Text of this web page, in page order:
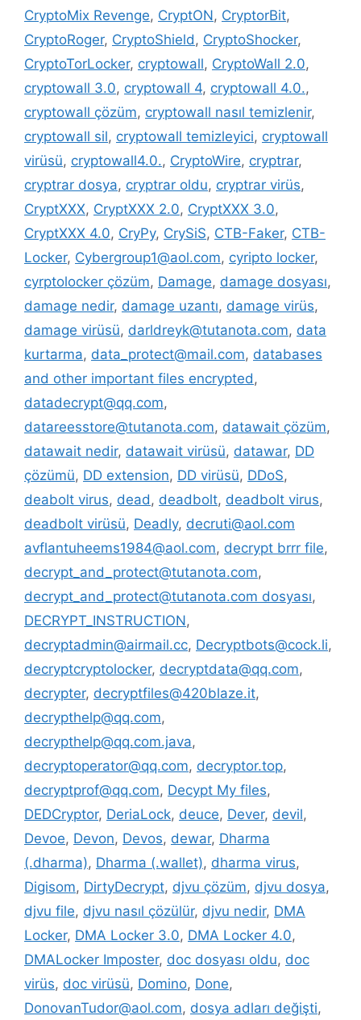
CryptoMix Revenge, CryptON, CryptorBit,
CryptoRoger, CryptoShield, CryptoShocker,
CryptoTorLocker, cryptowall, CryptoWall 2.0,
cryptowall 3.0, cryptowall 4, cryptowall 4.0.,
cryptowall çözüm, cryptowall nasıl temizlenir,
cryptowall sil, cryptowall temizleyici, cryptowall
virüsü, cryptowall4.0., CryptoWire, cryptrar,
cryptrar dosya, cryptrar oldu, cryptrar virüs,
CryptXXX, CryptXXX 2.0, CryptXXX 3.0,
CryptXXX 4.0, CryPy, CrySiS, CTB-Faker, CTB-
Locker, Cybergroup1@aol.com, cyripto locker,
cyrptolocker çözüm, Damage, damage dosyası,
damage nedir, damage uzantı, damage virüs,
damage virüsü, darldreyk@tutanota.com, data
kurtarma, data_protect@mail.com, databases
and other important files encrypted,
datadecrypt@qq.com,
datareesstore@tutanota.com, datawait çözüm,
datawait nedir, datawait virüsü, datawar, DD
çözümü, DD extension, DD virüsü, DDoS,
deabolt virus, dead, deadbolt, deadbolt virus,
deadbolt virüsü, Deadly, decruti@aol.com
avflantuheems1984@aol.com, decrypt brrr file,
decrypt_and_protect@tutanota.com,
decrypt_and_protect@tutanota.com dosyası,
DECRYPT_INSTRUCTION,
decryptadmin@airmail.cc, Decryptbots@cock.li,
decryptcryptolocker, decryptdata@qq.com,
decrypter, decryptfiles@420blaze.it,
decrypthelp@qq.com,
decrypthelp@qq.com.java,
decryptoperator@qq.com, decryptor.top,
decryptprof@qq.com, Decypt My files,
DEDCryptor, DeriaLock, deuce, Dever, devil,
Devoe, Devon, Devos, dewar, Dharma
(.dharma), Dharma (.wallet), dharma virus,
Digisom, DirtyDecrypt, djvu çözüm, djvu dosya,
djvu file, djvu nasıl çözülür, djvu nedir, DMA
Locker, DMA Locker 3.0, DMA Locker 4.0,
DMALocker Imposter, doc dosyası oldu, doc
virüs, doc virüsü, Domino, Done,
DonovanTudor@aol.com, dosya adları değişti,